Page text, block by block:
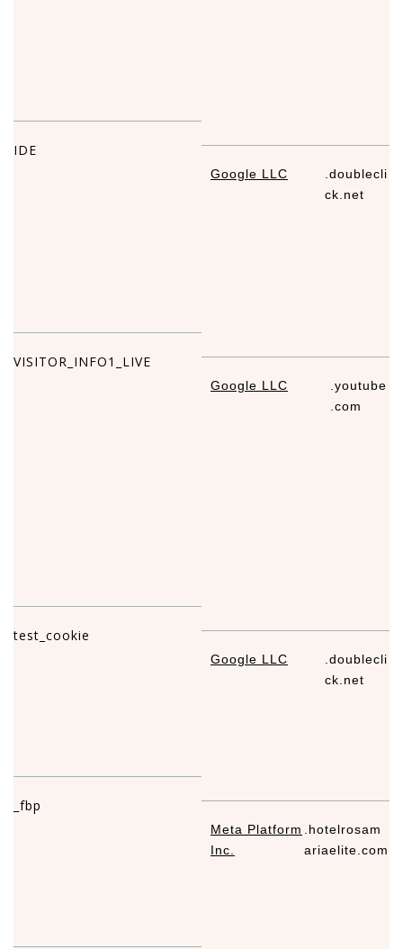
IDE
VISITOR_INFO1_LIVE
test_cookie
_fbp
Google LLC
.doublecli
ck.net
Google LLC
.youtube
.com
Google LLC
.doublecli
ck.net
Meta Platform
Inc.
.hotelrosam
ariaelite.com